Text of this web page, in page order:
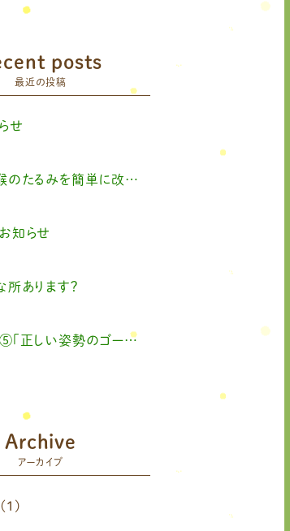
posts
最近の投稿
せ
二重アゴと喉のたるみを簡単に改善したいなら
知らせ
所あります？
姿勢の基礎⑤「正しい姿勢のゴールを知る（正しい姿勢とは？）」
Archive
アーカイブ
(1)